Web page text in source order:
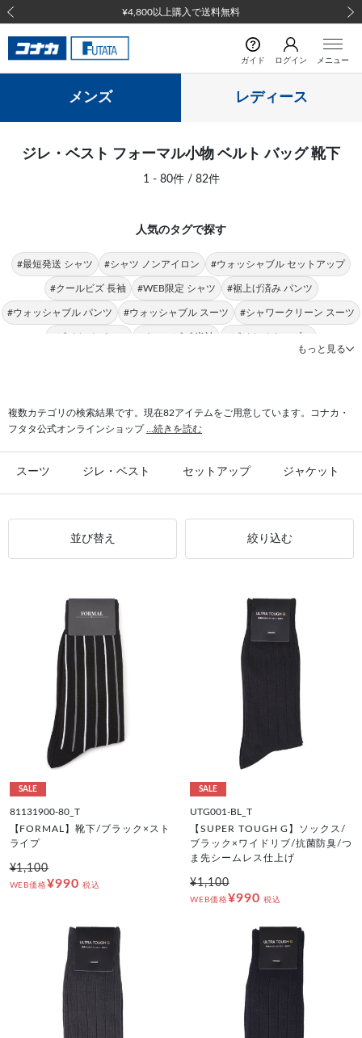
前の画像
ガイド ログイン メニュー
メンズ レディース
ジレ・ベスト フォーマル小物 ベルト バッグ 靴下
1 - 80件 / 82件
人気のタグで探す
#最短発送 シャツ #シャツ ノンアイロン #ウォッシャブル セットアップ
#クールビズ 長袖 #WEB限定 シャツ #裾上げ済み パンツ
#ウォッシャブル パンツ #ウォッシャブル スーツ #シャワークリーン スーツ
#ビジカジ パンツ #クールビズ 半袖 #ビジカジ トップス
#スーツ フォーマル
もっと見る
複数カテゴリの検索結果です。現在82アイテムをご用意しています。コナカ・
フタタ公式オンラインショップ
...続きを読む
スーツ ジレ・ベスト セットアップ ジャケット
並び替え 絞り込む
SALE
81131900-80_T
【FORMAL】靴下/ブラック×スト
ライプ
¥1,100
WEB価格¥990 税込
SALE
UTG001-BL_T
【SUPER TOUGH G】ソックス/
ブラック×ワイドリブ/抗菌防臭/つ
ま先シームレス仕上げ
¥1,100
WEB価格¥990 税込